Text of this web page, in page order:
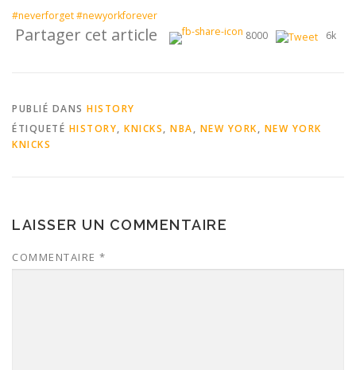
#neverforget#newyorkforever
Partager cet article 8000 6k
PUBLIÉ DANS HISTORY
ÉTIQUETÉ HISTORY, KNICKS, NBA, NEW YORK, NEW YORK
KNICKS
LAISSER UN COMMENTAIRE
COMMENTAIRE *